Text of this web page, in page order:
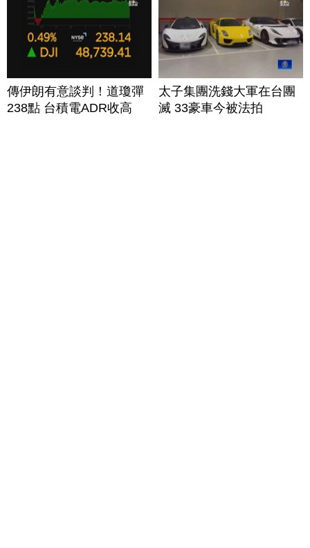
傳伊朗有意談判！道瓊彈
238點 台積電ADR收高
太子集團洗錢大軍在台團
滅 33豪車今被法拍